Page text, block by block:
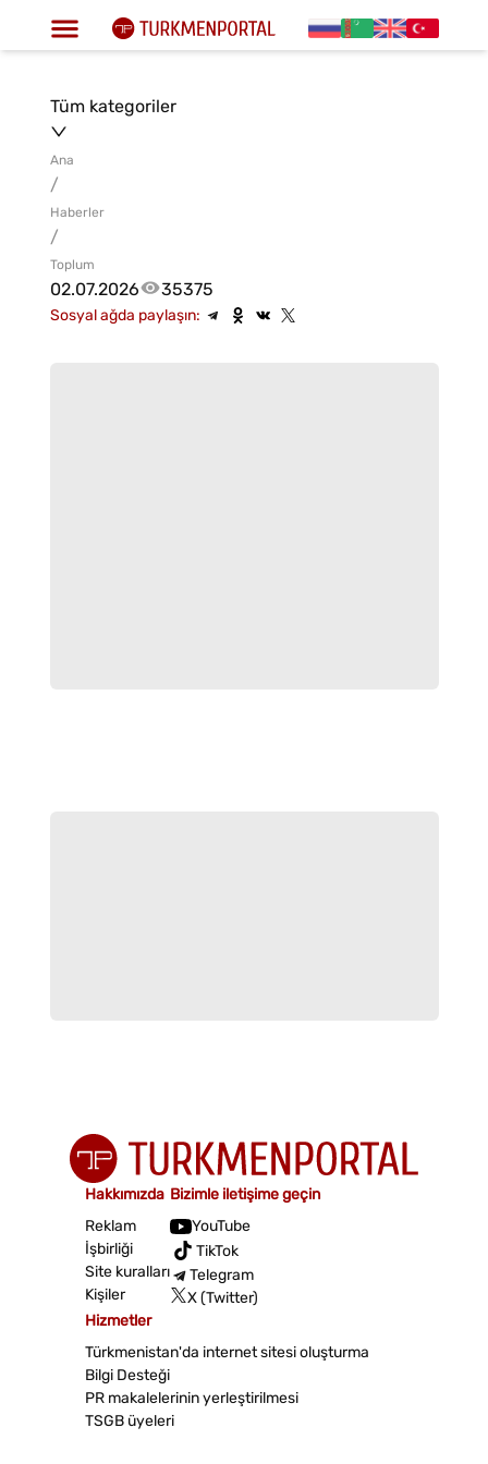
Tüm kategoriler
Ana
/
Haberler
/
Toplum
02.07.2026 35375
Sosyal ağda paylaşın:
Hakkımızda
Reklam
İşbirliği
Site kuralları
Kişiler
Bizimle iletişime geçin
YouTube
TikTok
Telegram
X (Twitter)
Hizmetler
Türkmenistan'da internet sitesi oluşturma
Bilgi Desteği
PR makalelerinin yerleştirilmesi
TSGB üyeleri